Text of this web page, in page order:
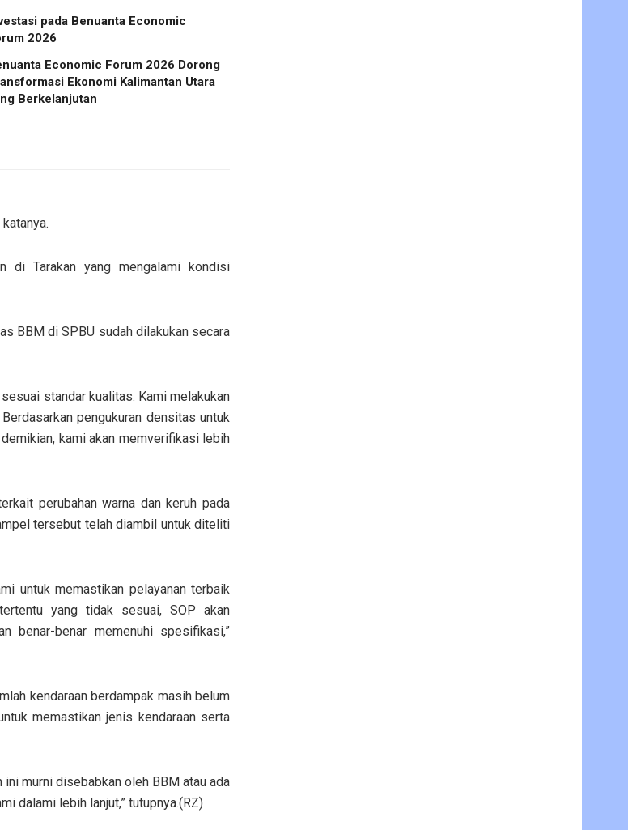
pada Benuanta Economic
2026
Economic Forum 2026 Dorong
Ekonomi Kalimantan Utara
Berkelanjutan
di Tarakan yang mengalami kondisi
BBM di SPBU sudah dilakukan secara
standar kualitas. Kami melakukan
pengukuran densitas untuk
kami akan memverifikasi lebih
perubahan warna dan keruh pada
tersebut telah diambil untuk diteliti
untuk memastikan pelayanan terbaik
yang tidak sesuai, SOP akan
benar-benar memenuhi spesifikasi,”
kendaraan berdampak masih belum
memastikan jenis kendaraan serta
murni disebabkan oleh BBM atau ada
dalami lebih lanjut,” tutupnya.(RZ)